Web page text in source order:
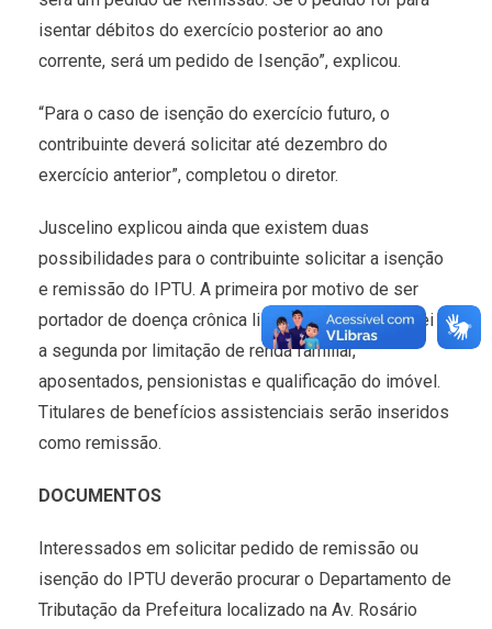
isentar débitos do exercício posterior ao ano
corrente, será um pedido de Isenção”, explicou.
“Para o caso de isenção do exercício futuro, o
contribuinte deverá solicitar até dezembro do
exercício anterior”, completou o diretor.
Juscelino explicou ainda que existem duas
possibilidades para o contribuinte solicitar a isenção
e remissão do IPTU. A primeira por motivo de ser
portador de doença crônica listada na respectiva lei e
a segunda por limitação de renda familiar,
aposentados, pensionistas e qualificação do imóvel.
Titulares de benefícios assistenciais serão inseridos
como remissão.
DOCUMENTOS
Interessados em solicitar pedido de remissão ou
isenção do IPTU deverão procurar o Departamento de
Tributação da Prefeitura localizado na Av. Rosário